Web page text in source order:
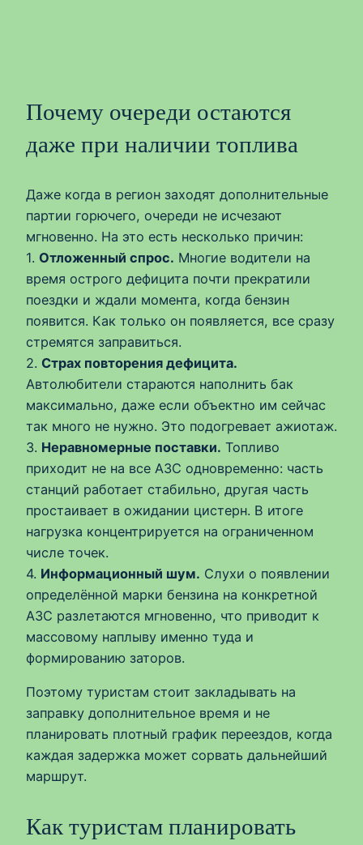
Почему очереди остаются
даже при наличии топлива
Даже когда в регион заходят дополнительные
партии горючего, очереди не исчезают
мгновенно. На это есть несколько причин:
1. Отложенный спрос. Многие водители на
время острого дефицита почти прекратили
поездки и ждали момента, когда бензин
появится. Как только он появляется, все сразу
стремятся заправиться.
2. Страх повторения дефицита.
Автолюбители стараются наполнить бак
максимально, даже если объектно им сейчас
так много не нужно. Это подогревает ажиотаж.
3. Неравномерные поставки. Топливо
приходит не на все АЗС одновременно: часть
станций работает стабильно, другая часть
простаивает в ожидании цистерн. В итоге
нагрузка концентрируется на ограниченном
числе точек.
4. Информационный шум. Слухи о появлении
определённой марки бензина на конкретной
АЗС разлетаются мгновенно, что приводит к
массовому наплыву именно туда и
формированию заторов.
Поэтому туристам стоит закладывать на
заправку дополнительное время и не
планировать плотный график переездов, когда
каждая задержка может сорвать дальнейший
маршрут.
Как туристам планировать